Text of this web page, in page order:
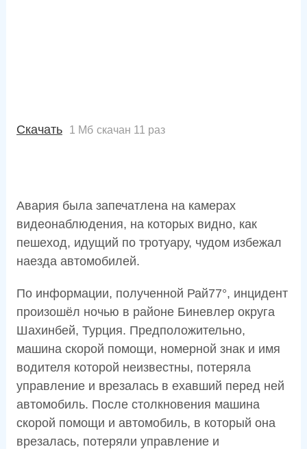
Скачать 1 Мб скачан 11 раз
Авария была запечатлена на камерах
видеонаблюдения, на которых видно, как
пешеход, идущий по тротуару, чудом избежал
наезда автомобилей.
По информации, полученной Рай77°, инцидент
произошёл ночью в районе Биневлер округа
Шахинбей, Турция. Предположительно,
машина скорой помощи, номерной знак и имя
водителя которой неизвестны, потеряла
управление и врезалась в ехавший перед ней
автомобиль. После столкновения машина
скорой помощи и автомобиль, в который она
врезалась, потеряли управление и